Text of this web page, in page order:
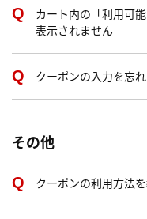
カート内の「利用可
表示されません
クーポンの入力を忘
その他
クーポンの利用方法